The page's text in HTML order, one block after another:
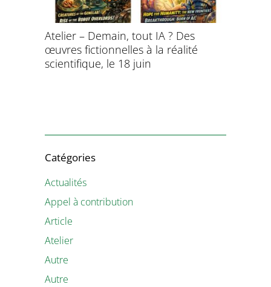
Atelier – Demain, tout IA ? Des
œuvres fictionnelles à la réalité
scientifique, le 18 juin
Catégories
Actualités
Appel à contribution
Article
Atelier
Autre
Autre